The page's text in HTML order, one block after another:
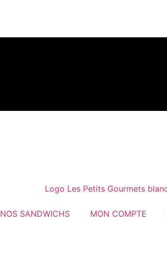
NOS SANDWICHS MON COMPTE